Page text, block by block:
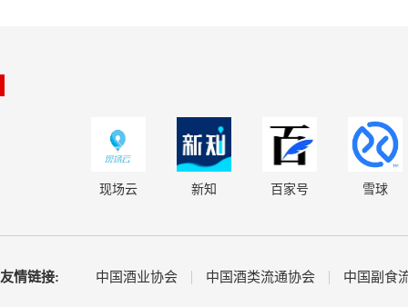
现场云 新知 百家号 雪球
友情链接: 中国酒业协会 中国酒类流通协会 中国副食